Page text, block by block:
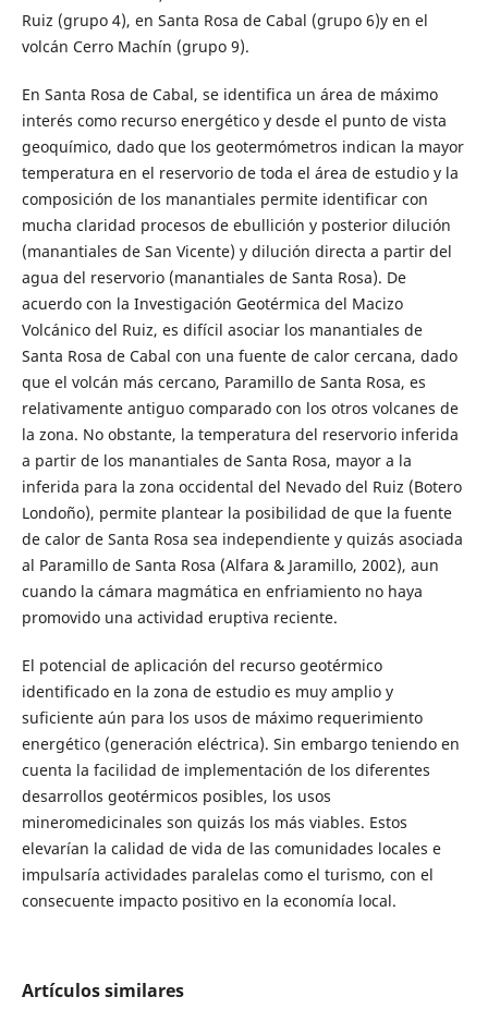
Ruiz (grupo 4), en Santa Rosa de Cabal (grupo 6)y en el
volcán Cerro Machín (grupo 9).
En Santa Rosa de Cabal, se identifica un área de máximo
interés como recurso energético y desde el punto de vista
geoquímico, dado que los geotermómetros indican la mayor
temperatura en el reservorio de toda el área de estudio y la
composición de los manantiales permite identificar con
mucha claridad procesos de ebullición y posterior dilución
(manantiales de San Vicente) y dilución directa a partir del
agua del reservorio (manantiales de Santa Rosa). De
acuerdo con la Investigación Geotérmica del Macizo
Volcánico del Ruiz, es difícil asociar los manantiales de
Santa Rosa de Cabal con una fuente de calor cercana, dado
que el volcán más cercano, Paramillo de Santa Rosa, es
relativamente antiguo comparado con los otros volcanes de
la zona. No obstante, la temperatura del reservorio inferida
a partir de los manantiales de Santa Rosa, mayor a la
inferida para la zona occidental del Nevado del Ruiz (Botero
Londoño), permite plantear la posibilidad de que la fuente
de calor de Santa Rosa sea independiente y quizás asociada
al Paramillo de Santa Rosa (Alfara & Jaramillo, 2002), aun
cuando la cámara magmática en enfriamiento no haya
promovido una actividad eruptiva reciente.
El potencial de aplicación del recurso geotérmico
identificado en la zona de estudio es muy amplio y
suficiente aún para los usos de máximo requerimiento
energético (generación eléctrica). Sin embargo teniendo en
cuenta la facilidad de implementación de los diferentes
desarrollos geotérmicos posibles, los usos
mineromedicinales son quizás los más viables. Estos
elevarían la calidad de vida de las comunidades locales e
impulsaría actividades paralelas como el turismo, con el
consecuente impacto positivo en la economía local.
Artículos similares